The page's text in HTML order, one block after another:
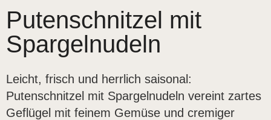
Putenschnitzel mit
Spargelnudeln
Leicht, frisch und herrlich saisonal:
Putenschnitzel mit Spargelnudeln vereint zartes
Geflügel mit feinem Gemüse und cremiger